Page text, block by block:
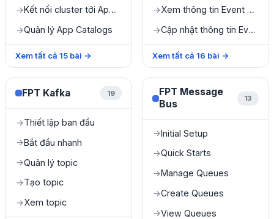
→ Kết nối cluster tới App Catalog Management
→Quản lý App Catalogs
Xem tất cả 15 bài →
→ Xem thông tin Event Gateway
→ Cập nhật thông tin Event Gateway
Xem tất cả 16 bài →
FPT Kafka 19
→Thiết lập ban đầu
→Bắt đầu nhanh
→Quản lý topic
→Tạo topic
→Xem topic
FPT Message
Bus
13
→Initial Setup
→Quick Starts
→Manage Queues
→Create Queues
→View Queues